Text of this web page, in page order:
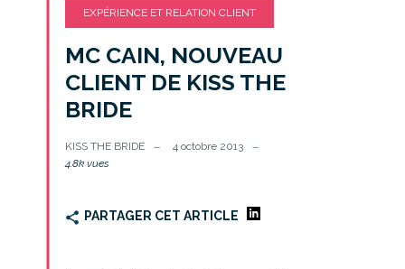
EXPÉRIENCE ET RELATION CLIENT
MC CAIN, NOUVEAU
CLIENT DE KISS THE
BRIDE
KISS THE BRIDE
4 octobre 2013
4.8k vues
PARTAGER CET ARTICLE